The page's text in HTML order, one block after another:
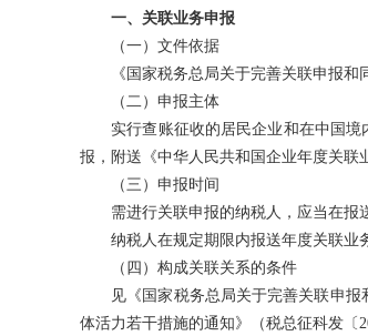
一、关联业务申报
（一）文件依据
《国家税务总局关于完善关联申报和同
（二）申报主体
实行查账征收的居民企业和在中国境内
报，附送《中华人民共和国企业年度关联
（三）申报时间
需进行关联申报的纳税人，应当在报送
纳税人在规定期限内报送年度关联业务
（四）构成关联关系的条件
见《国家税务总局关于完善关联申报和
体活力若干措施的通知》（税总征科发〔